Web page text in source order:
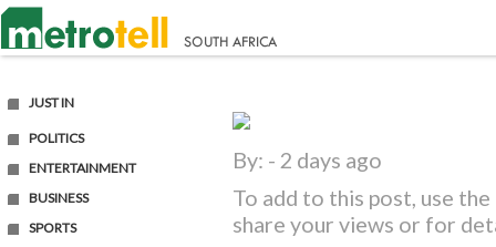
JUST IN
POLITICS
ENTERTAINMENT
BUSINESS
SPORTS
By: - 2 days ago
To add to this post, use
share your views or for